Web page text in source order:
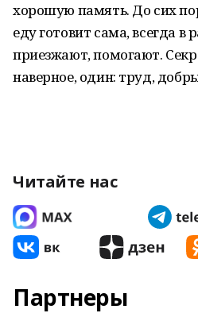
хорошую память. До сих
еду готовит сама, всегда в
приезжают, помогают.
наверное, один: труд,
Читайте нас
Партнеры